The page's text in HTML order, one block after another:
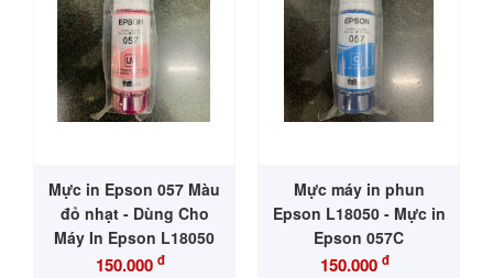
Mực in Epson 057 Màu
đỏ nhạt - Dùng Cho
Máy In Epson L18050
150.000 đ
Mực máy in phun
Epson L18050 - Mực in
Epson 057C
150.000 đ